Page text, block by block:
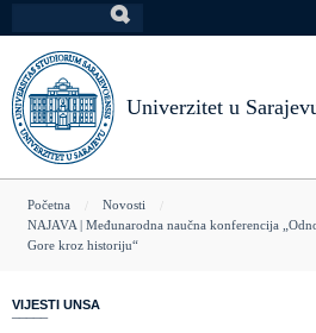
na
glavni
sadržaj
Univerzitet u
You
are
Početna
Novosti
NAJAVA | Međunarodna naučna konferencija
Gore kroz historiju“
VIJESTI UNSA